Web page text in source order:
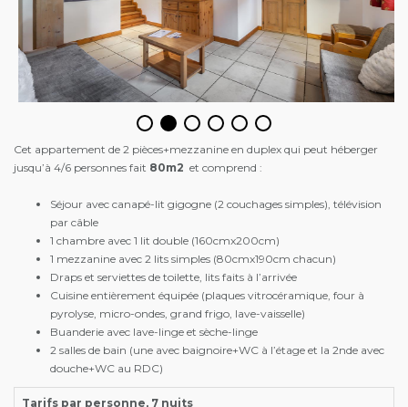
Cet appartement de 2 pièces+mezzanine en duplex qui peut héberger
jusqu’à 4/6 personnes fait 80m2 et comprend :
Séjour avec canapé-lit gigogne (2 couchages simples), télévision
par câble
1 chambre avec 1 lit double (160cmx200cm)
1 mezzanine avec 2 lits simples (80cmx190cm chacun)
Draps et serviettes de toilette, lits faits à l’arrivée
Cuisine entièrement équipée (plaques vitrocéramique, four à
pyrolyse, micro-ondes, grand frigo, lave-vaisselle)
Buanderie avec lave-linge et sèche-linge
2 salles de bain (une avec baignoire+WC à l’étage et la 2nde avec
douche+WC au RDC)
Tarifs par personne, 7 nuits